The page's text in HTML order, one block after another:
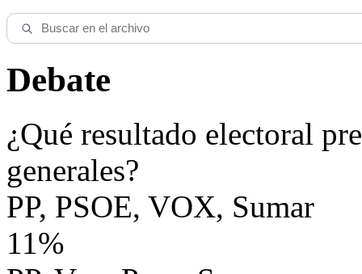
Debate
¿Qué resultado electoral
generales?
PP, PSOE, VOX, Sumar
11%